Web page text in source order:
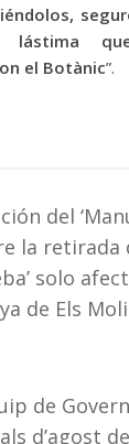
lástima
el Botànic”.
del
la retirada
solo
de Els
de
d’agost